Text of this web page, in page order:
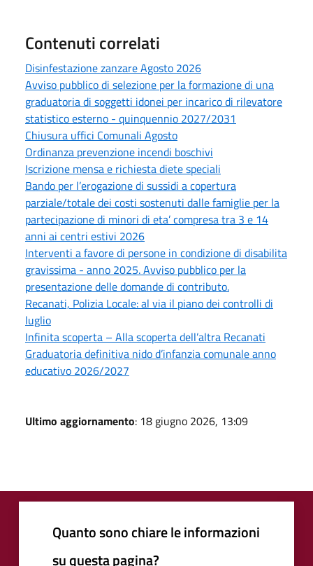
Contenuti correlati
Disinfestazione zanzare Agosto 2026
Avviso pubblico di selezione per la formazione di una
graduatoria di soggetti idonei per incarico di rilevatore
statistico esterno - quinquennio 2027/2031
Chiusura uffici Comunali Agosto
Ordinanza prevenzione incendi boschivi
Iscrizione mensa e richiesta diete speciali
Bando per l’erogazione di sussidi a copertura
parziale/totale dei costi sostenuti dalle famiglie per la
partecipazione di minori di eta’ compresa tra 3 e 14
anni ai centri estivi 2026
Interventi a favore di persone in condizione di disabilita
gravissima - anno 2025. Avviso pubblico per la
presentazione delle domande di contributo.
Recanati, Polizia Locale: al via il piano dei controlli di
luglio
Infinita scoperta – Alla scoperta dell’altra Recanati
Graduatoria definitiva nido d’infanzia comunale anno
educativo 2026/2027
Ultimo aggiornamento: 18 giugno 2026, 13:09
Quanto sono chiare le informazioni
su questa pagina?